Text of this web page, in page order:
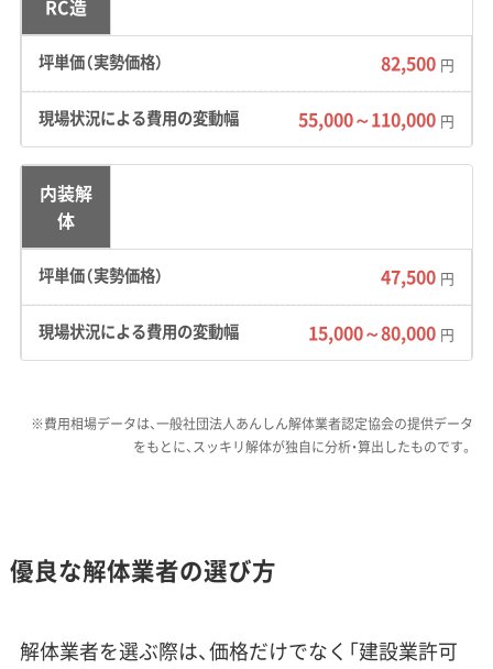
らむことも珍しくありません。
運営者 稲垣
気仙沼市の嵩上げ地盤は、私がこれ
まで見てきた中でも特に注意が必
ているだけの業者には要注意。着工
前に、過去の土地の状況をしっかり
調査し、リスクを具体的に説明して
くれる誠実な業者を選ぶことが、
です。
震災復興が生んだ「嵩上げ地盤」と解体
工事の隠れたリスク
RC造
82,500 円
55,000～110,000 円
内装解
体
47,500 円
15,000～80,000 円
※費用相場データは、一般社団法人あんしん解体業者認定協会の提供データ
をもとに、スッキリ解体が独自に分析・算出したものです。
優良な解体業者の選び方
解体業者を選ぶ際は、価格だけでなく「建設業許可